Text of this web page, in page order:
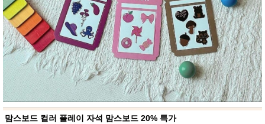
뷰
티
스킨케
어
메이크
업
헤어케
어/염색
바디케
어/향수
남성화
장품
미용제
품
맘스보드 컬러 플레이 자석 맘스보드 20% 특가